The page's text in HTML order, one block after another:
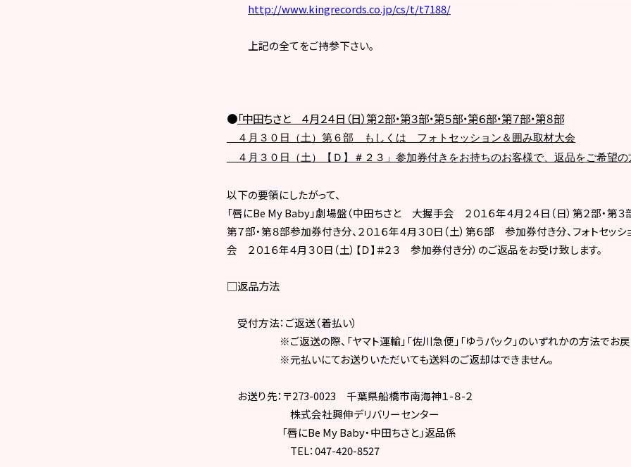
http://www.kingrecords.co.jp/cs/t/t7188/
上記の全てをご持参下さい。
●「中田ちさと ４月２４日（日）第２部・第３部・第５部・第６部・第７部・第８部
４月３０日（土）第６部 もしくは フォトセッション＆囲み取材大会
４月３０日（土）【Ｄ】＃２３」参加券付きをお持ちのお客様で、返品をご希望の
以下の要領にしたがって、
「唇にBe My Baby」劇場盤（中田ちさと 大握手会 ２０１６年４月２４日（日）第２部・第３
第７部・第８部参加券付き分、２０１６年４月３０日（土）第６部 参加券付き分、フォトセッ
会 ２０１６年４月３０日（土）【Ｄ】＃２３ 参加券付き分）のご返品をお受け致します。
□返品方法
受付方法：ご返送（着払い）
※ご返送の際、「ヤマト運輸」「佐川急便」「ゆうパック」のいずれかの方法でお戻
※元払いにてお送りいただいても送料のご返却はできません。
お送り先： 〒273-0023 千葉県船橋市南海神１-８-２
株式会社興伸デリバリーセンター
「唇にBe My Baby・中田ちさと」返品係
TEL：047-420-8527